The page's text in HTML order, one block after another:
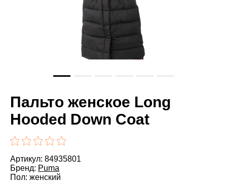
Пальто женское Long
Hooded Down Coat
Артикул: 84935801
Бренд: Puma
Пол: женский